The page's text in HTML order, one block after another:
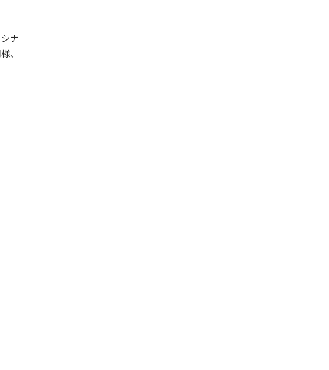
ナ
、